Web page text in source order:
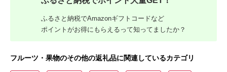
ふるさと納税でAmazonギフトコードなど
ポイントがお得にもらえるって知ってましたか？
フルーツ・果物のその他の返礼品に関連しているカテゴリ